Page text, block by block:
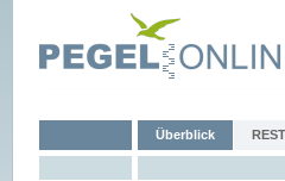
Überblick